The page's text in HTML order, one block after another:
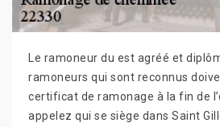
Le ramoneur du est agréé et
ramoneurs qui sont reconnus
certificat de ramonage à la fin de
appelez qui se siège dans Saint